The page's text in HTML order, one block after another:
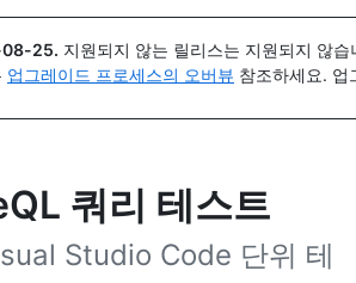
25. 지원되지 않는 릴리스는 지원되지 않
업그레이드 프로세스의 오버뷰 참조하세요. 업
쿼리 테스트
Studio Code 단위 테